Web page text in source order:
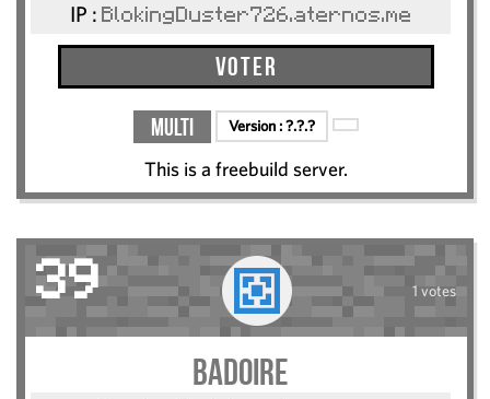
IP : BlokingDuster726.aternos.me
Voter
Multi Version :?.?.?
This is a freebuild server.
39 1 votes
Badoire